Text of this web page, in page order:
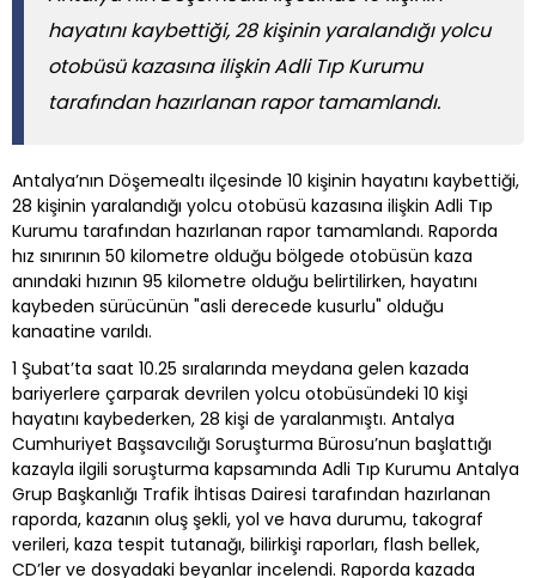
hayatını kaybettiği, 28 kişinin yaralandığı yolcu
otobüsü kazasına ilişkin Adli Tıp Kurumu
tarafından hazırlanan rapor tamamlandı.
Antalya’nın Döşemealtı ilçesinde 10 kişinin hayatını kaybettiği,
28 kişinin yaralandığı yolcu otobüsü kazasına ilişkin Adli Tıp
Kurumu tarafından hazırlanan rapor tamamlandı. Raporda
hız sınırının 50 kilometre olduğu bölgede otobüsün kaza
anındaki hızının 95 kilometre olduğu belirtilirken, hayatını
kaybeden sürücünün "asli derecede kusurlu" olduğu
kanaatine varıldı.
1 Şubat’ta saat 10.25 sıralarında meydana gelen kazada
bariyerlere çarparak devrilen yolcu otobüsündeki 10 kişi
hayatını kaybederken, 28 kişi de yaralanmıştı. Antalya
Cumhuriyet Başsavcılığı Soruşturma Bürosu’nun başlattığı
kazayla ilgili soruşturma kapsamında Adli Tıp Kurumu Antalya
Grup Başkanlığı Trafik İhtisas Dairesi tarafından hazırlanan
raporda, kazanın oluş şekli, yol ve hava durumu, takograf
verileri, kaza tespit tutanağı, bilirkişi raporları, flash bellek,
CD’ler ve dosyadaki beyanlar incelendi. Raporda kazada